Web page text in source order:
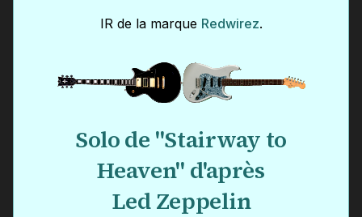
IR de la marque Redwirez.
Solo de "Stairway to
Heaven" d'après
Led Zeppelin